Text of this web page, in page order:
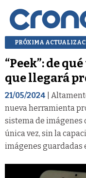
PRÓXIMA
“Peek”: de
que llegará
21/05/2024 |
nueva herramienta
sistema de imágenes
única vez, sin la
imágenes guardadas